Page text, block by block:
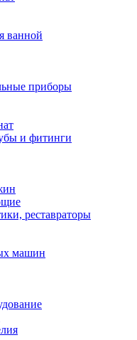
ванной
приборы
и фитинги
реставраторы
машин